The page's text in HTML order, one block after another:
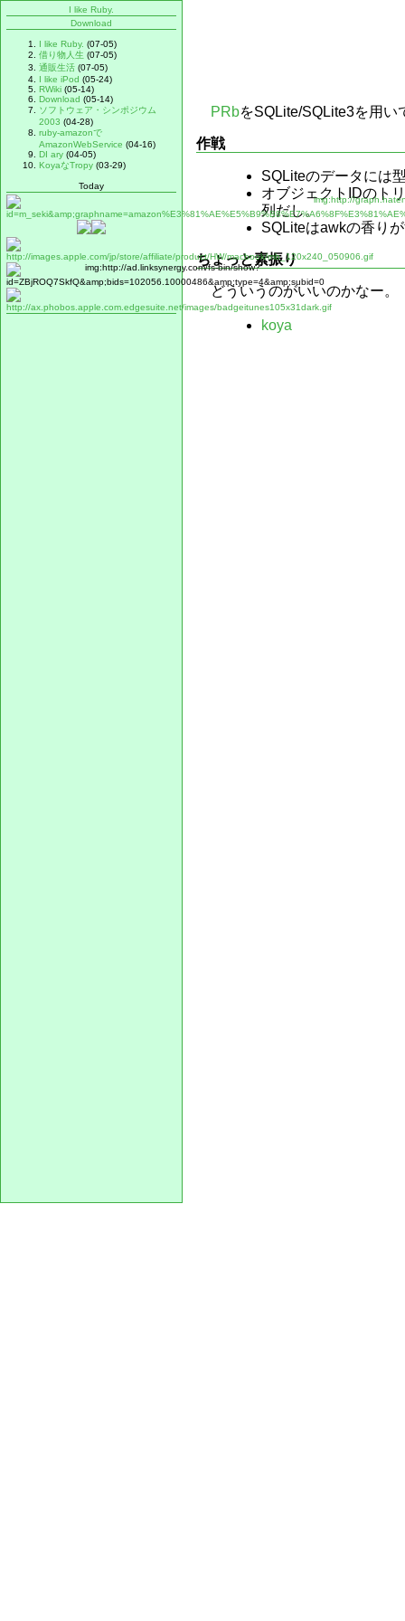
I like Ruby.
Download
I like Ruby. (07-05)
借り物人生 (07-05)
通販生活 (07-05)
I like iPod (05-24)
RWiki (05-14)
Download (05-14)
ソフトウェア・シンポジウム
2003 (04-28)
ruby-amazonで
AmazonWebService (04-16)
DI ary (04-05)
KoyaなTropy (03-29)
Today
PRbをSQLite/SQLite3を用い
作戦
SQLiteのデータには
オブジェクトIDのト
列だし。
SQLiteはawkの香り
ちょっと素振り
どういうのがいいのかなー。
koya